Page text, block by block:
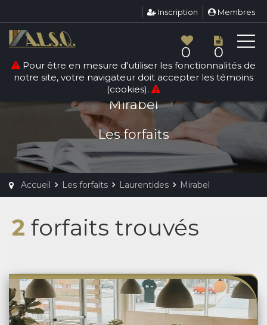
Inscription Membres
0 0
Pour être en mesure d'utiliser les fonctionnalités de
notre site, votre navigateur doit accepter les témoins
(cookies).
LAURENTIDES
Mirabel
Les forfaits
Nouveau
Accueil Les forfaits Laurentides Mirabel
2 forfaits trouvés